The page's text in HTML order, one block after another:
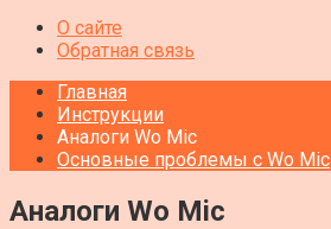
О сайте
Обратная связь
Главная
Инструкции
Аналоги Wo Mic
Основные проблемы с Wo Mic
Аналоги Wo Mic